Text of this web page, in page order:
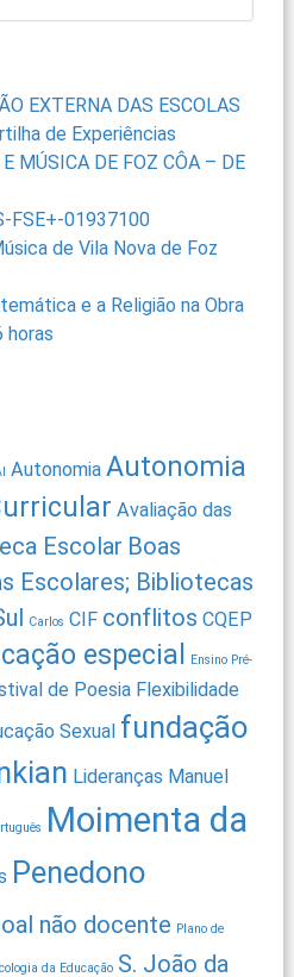
EXTERNA DAS ESCOLAS
de Experiências
MÚSICA DE FOZ CÔA – DE
FSE+-01937100
de Vila Nova de Foz
e a Religião na Obra
horas
Autonomia Autonomia
Avaliação das
Escolar Boas
Escolares; Bibliotecas
Carlos CIF conflitos CQEP
especial Ensino Pré-
de Poesia Flexibilidade
Sexual fundação
Lideranças Manuel
Moimenta da
Penedono
não docente Plano de
da Educação S. João da